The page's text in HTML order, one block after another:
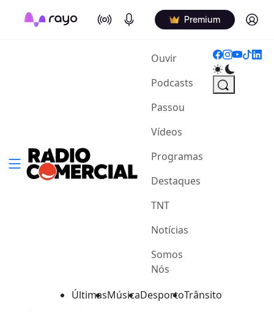
On Air Podcasts Premium Log in
Ouvir(current)
Podcasts
Passou
Vídeos
Programas
Destaques
TNT
Notícias
Somos
Nós
ÚltimasMúsicaDesportoTrânsito